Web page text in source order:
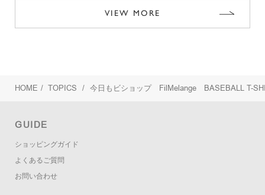
VIEW MORE
HOME / TOPICS / 今日もビショップ FilMelange BASEBALL T-
GUIDE
ショッピングガイド
よくあるご質問
お問い合わせ